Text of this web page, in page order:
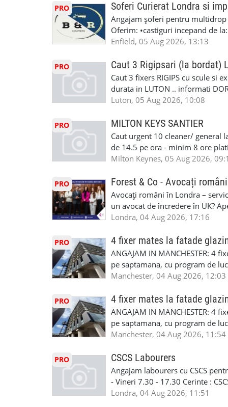
#AtelierAutoLondra
#RomanianGarageRepair
#RomanianMechanic
#MecaniciProfesionistiLondra
#mecanicmoldoveanlondra
PRO Soferi Curierat Londra si
Angajam șoferi pentru
Oferim: •castiguri incepand de
pentru cei platitori de VAT si
status obligatoriu •varsta
compania aplica pentru
•oferim: - training platit (3 zile-
nedeterminata. -full time/ part-
masinii). Acceptam cu permis
Enfield - Weybridge - Romford -
programari la interviu apelati
Enfield, 05 Aug 2026, 13:13
PRO Caut 3 Rigipsari (la bordat)
Caut 3 fixers RIGIPS cu scule si
durata in LUTON .. informati
Luton, 05 Aug 2026, 10:08
PRO MILTON KEYS SANTIER
Caut urgent 10 cleaner/ general
de 14.5 pe ora - minim 8 ore
la Amazon. Munca este usoara,
SAPTAMANALA Contact: +44
interesati
Milton Keynes, 05 Aug 2026,
PRO Forest & Co - Avocați
Avocați români în Londra –
un avocat de încredere în UK?
Solicitors, indiferent că ai nevoie
familiei (divorț, custodie, partaj)
Servicii pentru companii: •
• Imigrație pentru afaceri și
soluționarea disputelor 💡 De ce
standard ✔ Confidențialitate
790 689 Email:
www.fcos.co.uk 👉
Londra, 04 Aug 2026, 17:16
PRO 4 fixer mates la fatade
ANGAJAM IN MANCHESTER:
pe saptamana, cu program de
in perioada urmatoare. Cerinte:
Tariful se discuta direct, in
discutie este simpla: cine esti,
Prioritate au oamenii din
carora li se termina proiectul
oferta pe care sa o folositi la
WhatsApp: +44 7467 838 881
numele, experienta si data la
https://forms.gle/
T&D GLAZING AND
Manchester, 04 Aug 2026, 12:03
PRO 4 fixer mates la fatade
ANGAJAM IN MANCHESTER:
pe saptamana, cu program de
in perioada urmatoare. Cerinte:
Tariful se discuta direct, in
discutie este simpla: cine esti,
Prioritate au oamenii din
carora li se termina proiectul
Manchester, 04 Aug 2026, 11:54
PRO CSCS Labourers
Angajam labourers cu CSCS
- Vineri 7.30 - 17.30 Cerinte :
Londra, 04 Aug 2026, 11:51